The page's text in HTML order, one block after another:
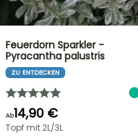
Feuerdorn Sparkler -
Pyracantha palustris
ZU ENTDECKEN
Ab14,90 €
Topf mit 2L/3L